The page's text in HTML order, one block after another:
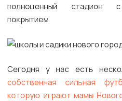
полноценный стадион с
покрытием.
Сегодня у нас есть
собственная сильная
которую играют мамы